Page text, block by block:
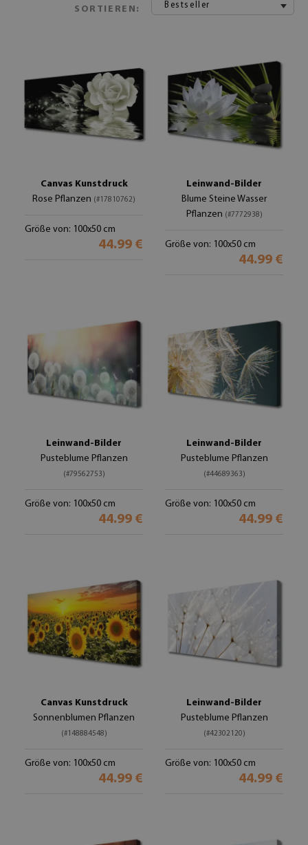
SORTIEREN: Bestseller
Canvas Kunstdruck
Rose Pflanzen (#17810762)
Größe von: 100x50 cm
44.99 €
Leinwand-Bilder
Blume Steine Wasser
Pflanzen (#7772938)
Größe von: 100x50 cm
44.99 €
Leinwand-Bilder
Pusteblume Pflanzen
(#79562753)
Größe von: 100x50 cm
44.99 €
Leinwand-Bilder
Pusteblume Pflanzen
(#44689363)
Größe von: 100x50 cm
44.99 €
Canvas Kunstdruck
Sonnenblumen Pflanzen
(#148884548)
Größe von: 100x50 cm
44.99 €
Leinwand-Bilder
Pusteblume Pflanzen
(#42302120)
Größe von: 100x50 cm
44.99 €